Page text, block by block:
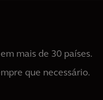
mais de 30 países.
que necessário.